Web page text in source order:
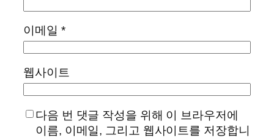
이메일 *
웹사이트
다음 번 댓글 작성을 위해 이 브라우저에
이름, 이메일, 그리고 웹사이트를 저장합니